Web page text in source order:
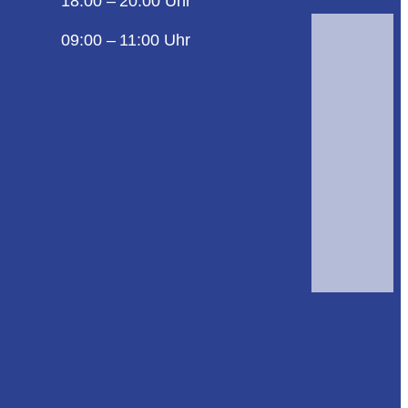
09:00 – 11:00 Uhr